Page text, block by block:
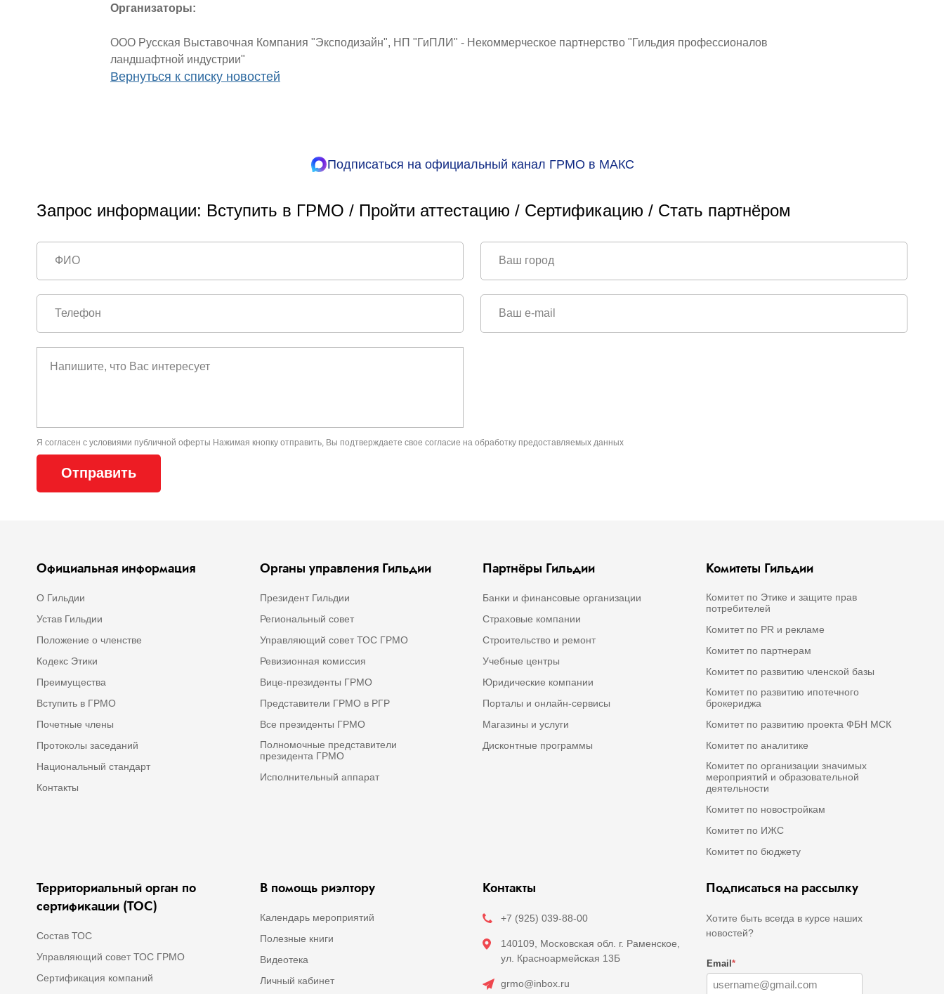
Организаторы:
ООО Русская Выставочная Компания "Эксподизайн", НП "ГиПЛИ" - Некоммерческое партнерство "Гильдия профессионалов
ландшафтной индустрии"
Вернуться к списку новостей
Подписаться на официальный канал ГРМО в МАКС
Запрос информации: Вступить в ГРМО / Пройти аттестацию / Сертификацию / Стать партнёром
Я согласен с условиями публичной оферты Нажимая кнопку отправить, Вы подтверждаете свое согласие на обработку предоставляемых данных
Официальная информация
О Гильдии
Устав Гильдии
Положение о членстве
Кодекс Этики
Преимущества
Вступить в ГРМО
Почетные члены
Протоколы заседаний
Национальный стандарт
Контакты
Органы управления Гильдии
Президент Гильдии
Региональный совет
Управляющий совет ТОС ГРМО
Ревизионная комиссия
Вице-президенты ГРМО
Представители ГРМО в РГР
Все президенты ГРМО
Полномочные представители
президента ГРМО
Исполнительный аппарат
Партнёры Гильдии
Банки и финансовые организации
Страховые компании
Строительство и ремонт
Учебные центры
Юридические компании
Порталы и онлайн-сервисы
Магазины и услуги
Дисконтные программы
Комитеты Гильдии
Комитет по Этике и защите прав
потребителей
Комитет по PR и рекламе
Комитет по партнерам
Комитет по развитию членской базы
Комитет по развитию ипотечного
брокериджа
Комитет по развитию проекта ФБН МСК
Комитет по аналитике
Комитет по организации значимых
мероприятий и образовательной
деятельности
Комитет по новостройкам
Комитет по ИЖС
Комитет по бюджету
Территориальный орган по
сертификации (ТОС)
Состав ТОС
Управляющий совет ТОС ГРМО
Сертификация компаний
В помощь риэлтору
Календарь мероприятий
Полезные книги
Видеотека
Личный кабинет
Контакты
+7 (925) 039-88-00
140109, Московская обл. г. Раменское,
ул. Красноармейская 13Б
grmo@inbox.ru
Подписаться на рассылку
Хотите быть всегда в курсе наших
новостей?
Email *